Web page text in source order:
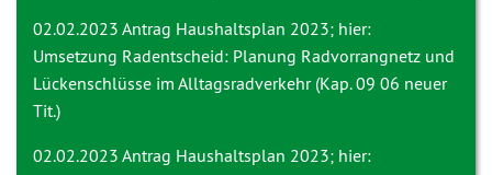
02.02.2023 Antrag Haushaltsplan 2023; hier:
Umsetzung Radentscheid: Planung Radvorrangnetz und
Lückenschlüsse im Alltagsradverkehr (Kap. 09 06 neuer
Tit.)
02.02.2023 Antrag Haushaltsplan 2023; hier: